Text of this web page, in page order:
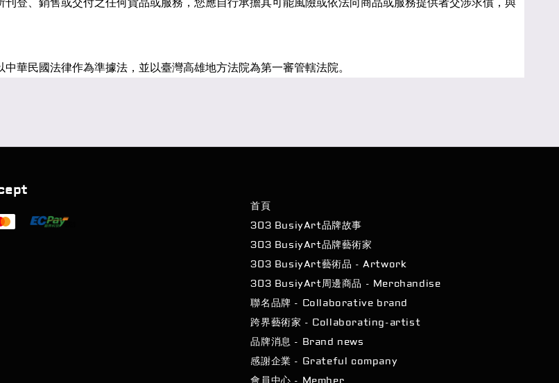
華民國法律作為準據法，並以臺灣高雄地方法院為第一審管轄法院。
首頁
303 BusiyArt品牌故事
303 BusiyArt品牌藝術家
303 BusiyArt藝術品 - Artwork
303 BusiyArt周邊商品 - Merchandise
聯名品牌 - Collaborative brand
跨界藝術家 - Collaborating-artist
品牌消息 - Brand news
感謝企業 - Grateful company